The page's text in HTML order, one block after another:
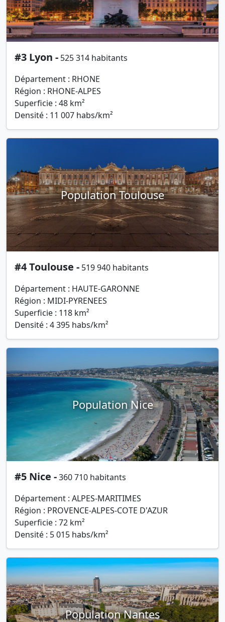
#3 Lyon - 525 314 habitants
Département : RHONE
Région : RHONE-ALPES
Superficie : 48 km²
Densité : 11 007 habs/km²
Population Toulouse
#4 Toulouse - 519 940 habitants
Département : HAUTE-GARONNE
Région : MIDI-PYRENEES
Superficie : 118 km²
Densité : 4 395 habs/km²
Population Nice
#5 Nice -360 710 habitants
Département : ALPES-MARITIMES
Région : PROVENCE-ALPES-COTE D'AZUR
Superficie : 72 km²
Densité : 5 015 habs/km²
Population Nantes